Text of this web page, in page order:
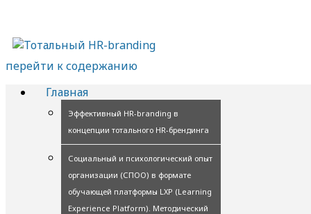
перейти к содержанию
Главная
Эффективный HR-branding в
концепции тотального HR-брендинга
Социальный и психологический опыт
организации (СПОО) в формате
обучающей платформы LXP (Learning
Experience Platform). Методический